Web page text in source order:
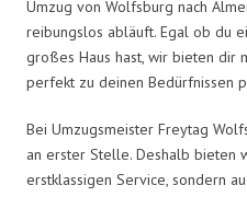
Umzug von Wolfsburg nach
reibungslos abläuft. Egal ob du
großes Haus hast, wir bieten dir
perfekt zu deinen Bedürfnissen
Bei Umzugsmeister Freytag
an erster Stelle. Deshalb bieten
erstklassigen Service, sondern